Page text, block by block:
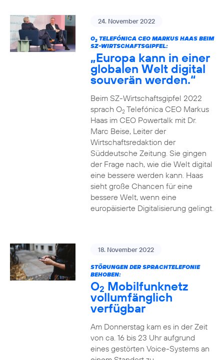
24. November 2022
O2TELEFÓNICA CEO MARKUS HAAS BEIM
SZ-WIRTSCHAFTSGIPFEL:
„Europa kann in einer
globalen Welt digital
souverän werden.“
Beim SZ-Wirtschaftsgipfel 2022
sprach O2Telefónica CEO Markus
Haas im CEO Powertalk mit Dr.
Marc Beise, Leiter der
Wirtschaftsredaktion der
Süddeutsche Zeitung. Sie gingen
der Frage nach, wie die Welt digital
eine bessere werden kann. Haas
sieht große Chancen für eine
bessere Welt, wenn eine
europäisierte Digitalisierung gelingt.
18. November 2022
STÖRUNGEN DER SPRACHTELEFONIE
BEHOBEN:
O2 Mobilfunknetz
vollumfänglich
verfügbar
Am Donnerstag kam es in der Zeit
von ca. 16 bis 23 Uhr aufgrund
eines gestörten Voice-Systems an